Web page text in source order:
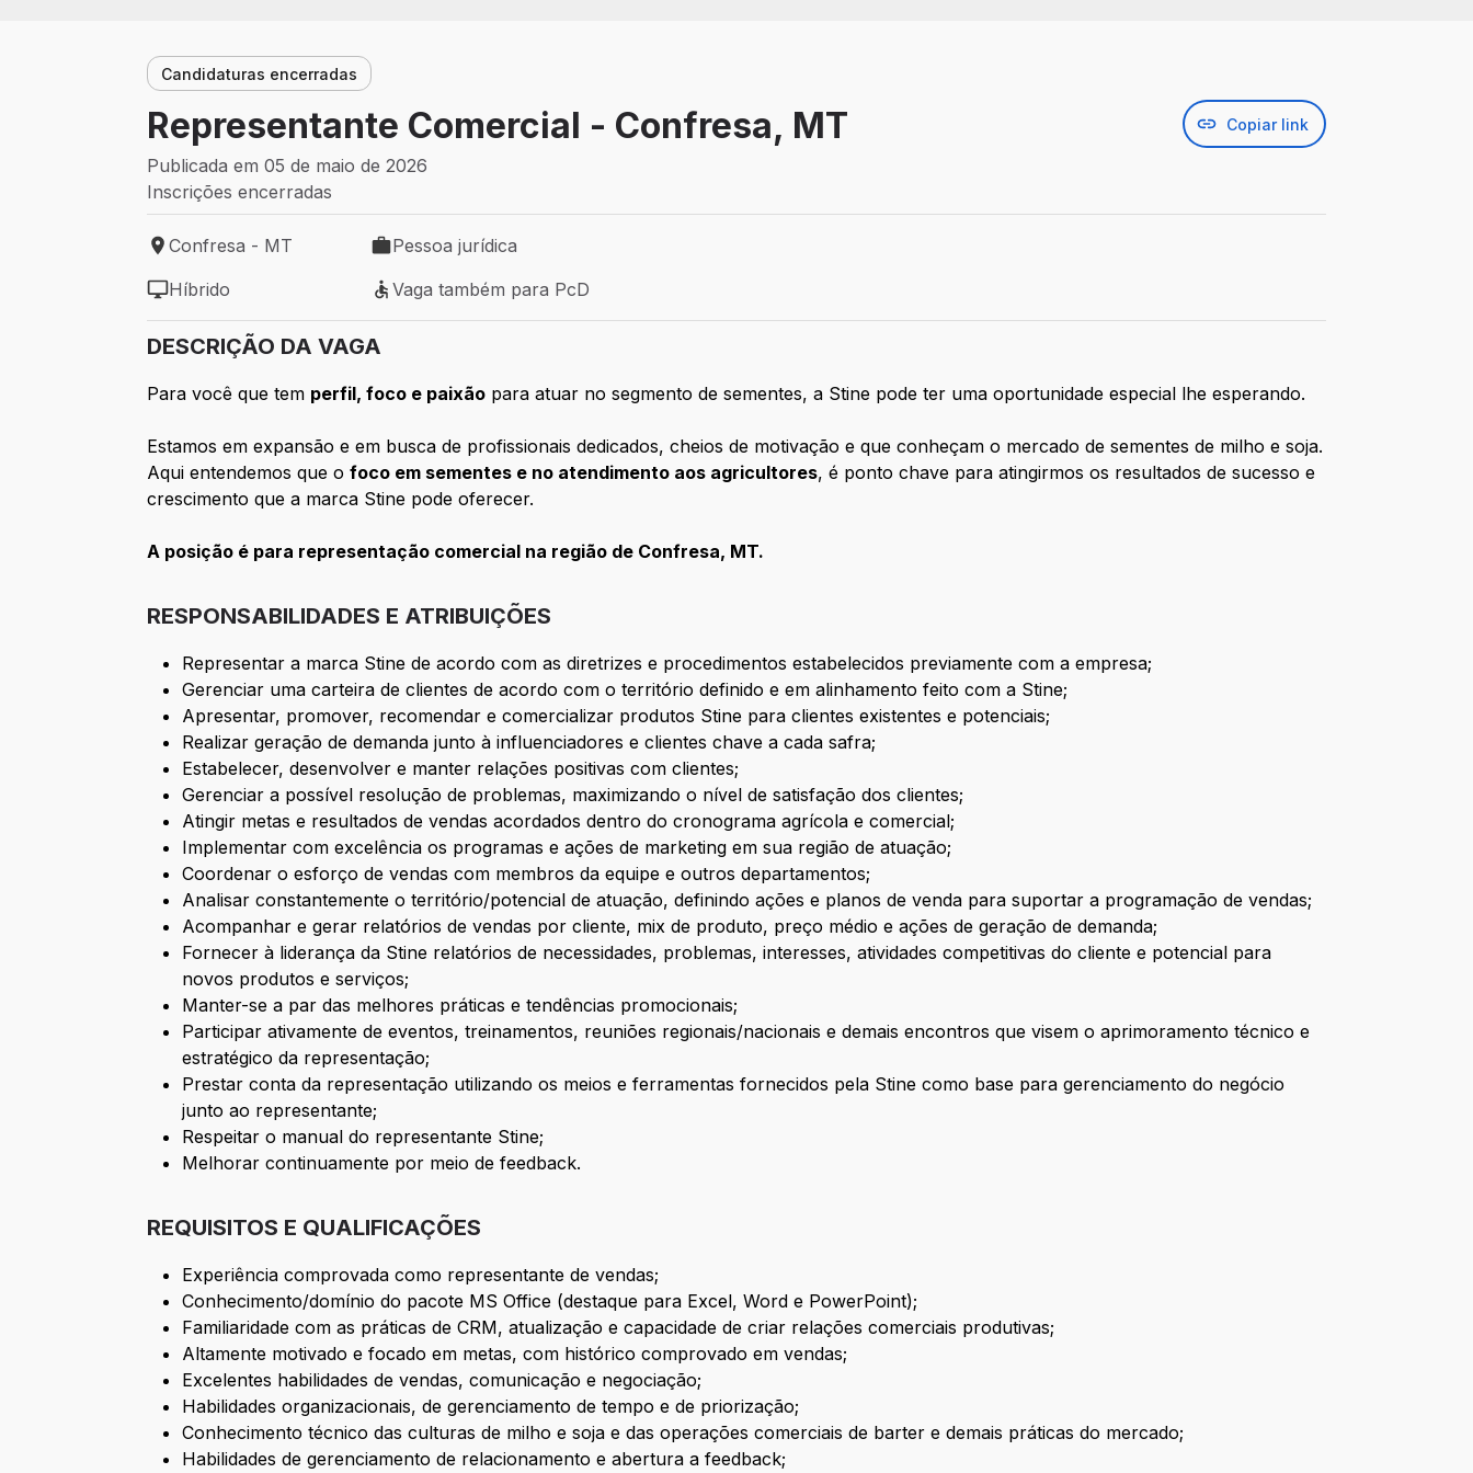
Candidaturas encerradas
Representante Comercial - Confresa, MT Copiar link
Publicada em 05 de maio de 2026
Inscrições encerradas
Local de trabalho: Confresa - MT
Confresa - MT
Tipo de vaga: Pessoa jurídica
Pessoa jurídica
Modelo de trabalho: Híbrido
Híbrido
Vaga também para PcD
Vaga também para PcD
DESCRIÇÃO DA VAGA
Para você que tem perfil, foco e paixão para atuar no segmento de sementes, a Stine pode ter uma oportunidade especial lhe esperando.
Estamos em expansão e em busca de profissionais dedicados, cheios de motivação e que conheçam o mercado de sementes de milho e soja.
Aqui entendemos que ofoco em sementes e no atendimento aos agricultores, é ponto chave para atingirmos os resultados de sucesso e
crescimento que a marca Stine pode oferecer.
A posição é para representação comercial na região de Confresa, MT.
RESPONSABILIDADES E ATRIBUIÇÕES
Representar a marca Stine de acordo com as diretrizes e procedimentos estabelecidos previamente com a empresa;
Gerenciar uma carteira de clientes de acordo com o território definido e em alinhamento feito com a Stine;
Apresentar, promover, recomendar e comercializar produtos Stine para clientes existentes e potenciais;
Realizar geração de demanda junto à influenciadores e clientes chave a cada safra;
Estabelecer, desenvolver e manter relações positivas com clientes;
Gerenciar a possível resolução de problemas, maximizando o nível de satisfação dos clientes;
Atingir metas e resultados de vendas acordados dentro do cronograma agrícola e comercial;
Implementar com excelência os programas e ações de marketing em sua região de atuação;
Coordenar o esforço de vendas com membros da equipe e outros departamentos;
Analisar constantemente o território/potencial de atuação, definindo ações e planos de venda para suportar a programação de vendas;
Acompanhar e gerar relatórios de vendas por cliente, mix de produto, preço médio e ações de geração de demanda;
Fornecer à liderança da Stine relatórios de necessidades, problemas, interesses, atividades competitivas do cliente e potencial para
novos produtos e serviços;
Manter-se a par das melhores práticas e tendências promocionais;
Participar ativamente de eventos, treinamentos, reuniões regionais/nacionais e demais encontros que visem o aprimoramento técnico e
estratégico da representação;
Prestar conta da representação utilizando os meios e ferramentas fornecidos pela Stine como base para gerenciamento do negócio
junto ao representante;
Respeitar o manual do representante Stine;
Melhorar continuamente por meio de feedback.
REQUISITOS E QUALIFICAÇÕES
Experiência comprovada como representante de vendas;
Conhecimento/domínio do pacote MS Office (destaque para Excel, Word e PowerPoint);
Familiaridade com as práticas de CRM, atualização e capacidade de criar relações comerciais produtivas;
Altamente motivado e focado em metas, com histórico comprovado em vendas;
Excelentes habilidades de vendas, comunicação e negociação;
Habilidades organizacionais, de gerenciamento de tempo e de priorização;
Conhecimento técnico das culturas de milho e soja e das operações comerciais de barter e demais práticas do mercado;
Habilidades de gerenciamento de relacionamento e abertura a feedback;